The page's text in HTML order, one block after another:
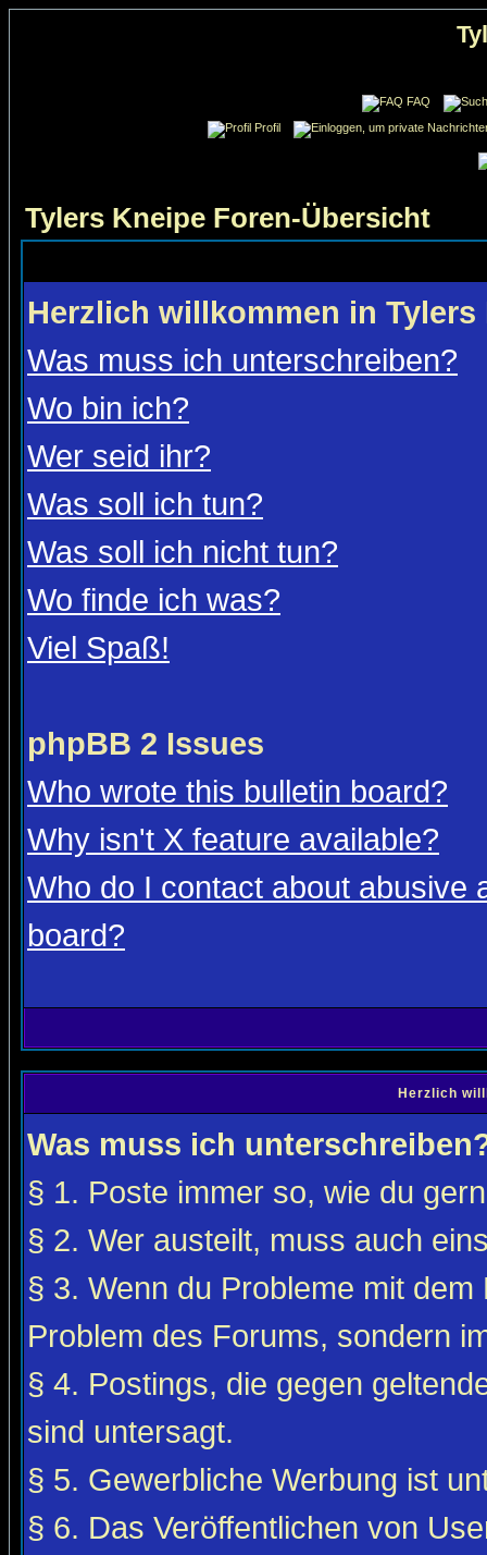
FAQ
Profil
Tylers Kneipe Foren-Übersicht
Herzlich willkommen in Tylers
Was muss ich unterschreiben?
Wo bin ich?
Wer seid ihr?
Was soll ich tun?
Was soll ich nicht tun?
Wo finde ich was?
Viel Spaß!
phpBB 2 Issues
Who wrote this bulletin board?
Why isn't X feature available?
Who do I contact about abusive
board?
Herzlich
Was muss ich
§ 1. Poste immer so, wie du
§ 2. Wer austeilt, muss auch
§ 3. Wenn du Probleme mit
Problem des Forums, sondern
§ 4. Postings, die gegen
sind untersagt.
§ 5. Gewerbliche Werbung ist
§ 6. Das Veröffentlichen von